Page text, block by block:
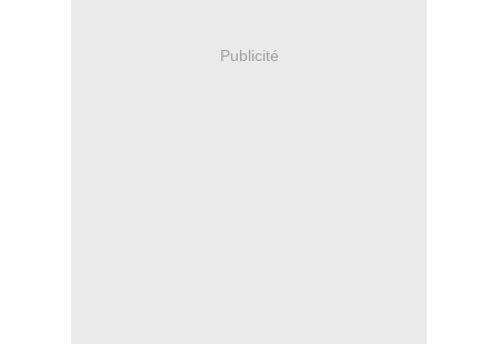
Publicité